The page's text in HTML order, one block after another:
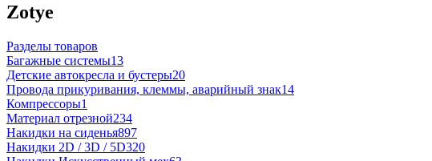
Zotye
Разделы товаров
Багажные системы13
Детские автокресла и бустеры20
Провода прикуривания, клеммы, аварийный знак14
Компрессоры1
Материал отрезной234
Накидки на сиденья897
Накидки 2D / 3D / 5D320